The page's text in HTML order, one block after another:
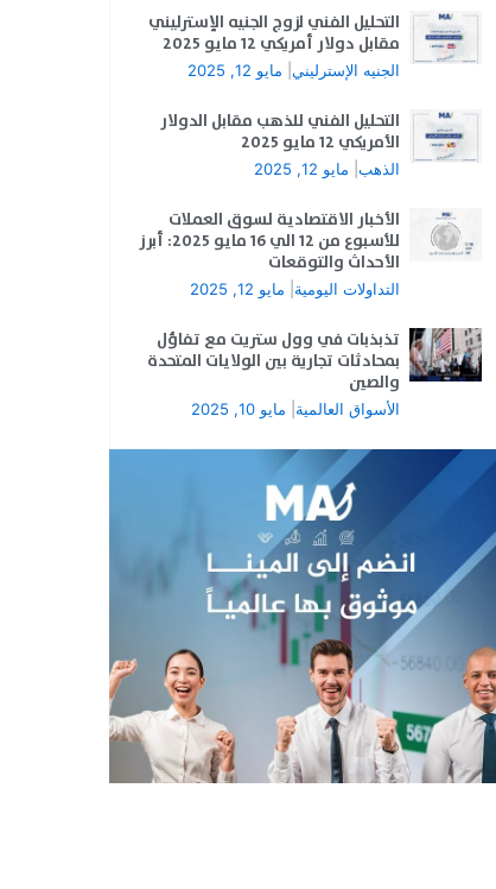
التحليل الفني لزوج الجنيه الإسترليني
مقابل دولار أمريكي 12 مايو 2025
الجنيه الإسترليني مايو 12, 2025
التحليل الفني للذهب مقابل الدولار
الأمريكي 12 مايو 2025
الذهب مايو 12, 2025
الأخبار الاقتصادية لسوق العملات
للأسبوع من 12 الي 16 مايو 2025: أبرز
الأحداث والتوقعات
التداولات اليومية مايو 12, 2025
تذبذبات في وول ستريت مع تفاؤل
بمحادثات تجارية بين الولايات المتحدة
والصين
الأسواق العالمية مايو 10, 2025